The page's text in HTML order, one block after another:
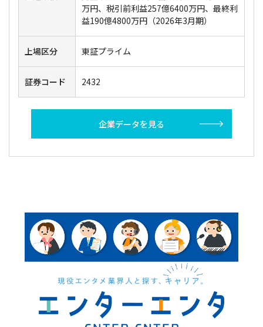
万円、税引前利益257億6400万円、最終利
益190億4800万円（2026年3月期）
上場区分 東証プライム
証券コード 2432
企業データを見る